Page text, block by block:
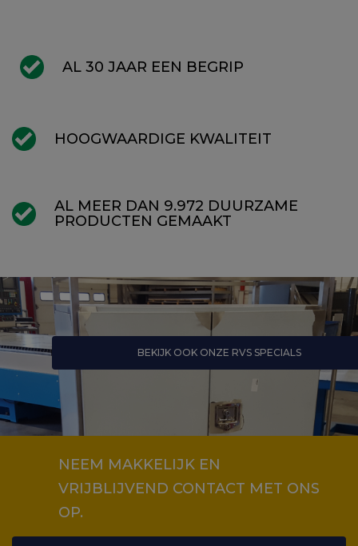
AL 30 JAAR EEN BEGRIP
HOOGWAARDIGE KWALITEIT
AL MEER DAN 9.972 DUURZAME
PRODUCTEN GEMAAKT
BEKIJK OOK ONZE RVS SPECIALS
NEEM MAKKELIJK EN
VRIJBLIJVEND CONTACT MET ONS
OP.